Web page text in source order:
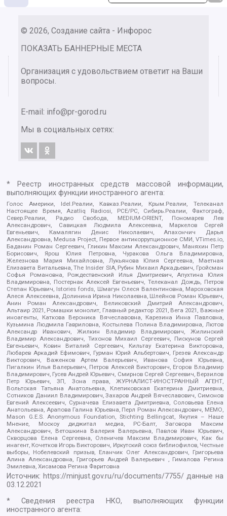
© 2026, Создание сайта - Инфорос
ПОКАЗАТЬ БАННЕРНЫЕ МЕСТА
Организация с удовольствием ответит на Ваши
вопросы.
E-mail: info@pr-gorod.ru
Мы в социальных сетях:
* Реестр иностранных средств массовой информации,
выполняющих функции иностранного агента:
Голос Америки, Idel.Реалии, Кавказ.Реалии, Крым.Реалии, Телеканал
Настоящее Время, Azatliq Radiosi, PCE/PC, Сибирь.Реалии, Фактограф,
Север.Реалии, Радио Свобода, MEDIUM-ORIENT, Пономарев Лев
Александрович, Савицкая Людмила Алексеевна, Маркелов Сергей
Евгеньевич, Камалягин Денис Николаевич, Апахончич Дарья
Александровна, Medusa Project, Первое антикоррупционное СМИ, VTimes.io,
Баданин Роман Сергеевич, Гликин Максим Александрович, Маняхин Петр
Борисович, Ярош Юлия Петровна, Чуракова Ольга Владимировна,
Железнова Мария Михайловна, Лукьянова Юлия Сергеевна, Маетная
Елизавета Витальевна, The Insider SIA, Рубин Михаил Аркадьевич, Гройсман
Софья Романовна, Рождественский Илья Дмитриевич, Апухтина Юлия
Владимировна, Постернак Алексей Евгеньевич, Телеканал Дождь, Петров
Степан Юрьевич, Istories fonds, Шмагун Олеся Валентиновна, Мароховская
Алеся Алексеевна, Долинина Ирина Николаевна, Шлейнов Роман Юрьевич,
Анин Роман Александрович, Великовский Дмитрий Александрович,
Альтаир 2021, Ромашки монолит, Главный редактор 2021, Вега 2021, Важные
иноагенты, Каткова Вероника Вячеславовна, Карезина Инна Павловна,
Кузьмина Людмила Гавриловна, Костылева Полина Владимировна, Лютов
Александр Иванович, Жилкин Владимир Владимирович, Жилинский
Владимир Александрович, Тихонов Михаил Сергеевич, Пискунов Сергей
Евгеньевич, Ковин Виталий Сергеевич, Кильтау Екатерина Викторовна,
Любарев Аркадий Ефимович, Гурман Юрий Альбертович, Грезев Александр
Викторович, Важенков Артем Валерьевич, Иванова София Юрьевна,
Пигалкин Илья Валерьевич, Петров Алексей Викторович, Егоров Владимир
Владимирович, Гусев Андрей Юрьевич, Смирнов Сергей Сергеевич, Верзилов
Петр Юрьевич, ЗП, Зона права, ЖУРНАЛИСТ-ИНОСТРАННЫЙ АГЕНТ,
Вольтская Татьяна Анатольевна, Клепиковская Екатерина Дмитриевна,
Сотников Даниил Владимирович, Захаров Андрей Вячеславович, Симонов
Евгений Алексеевич, Сурначева Елизавета Дмитриевна, Соловьева Елена
Анатольевна, Арапова Галина Юрьевна, Перл Роман Александрович, МЕМО,
Mason G.E.S. Anonymous Foundation, Stichting Bellingcat, Якутия – Наше
Мнение, Москоу диджитал медиа, РС-Балт, Заговора Максим
Александрович, Ветошкина Валерия Валерьевна, Павлов Иван Юрьевич,
Скворцова Елена Сергеевна, Оленичев Максим Владимирович, Как бы
инагент, Кочетков Игорь Викторович, Иркутский союз библиофилов, Честные
выборы, Нобелевский призыв, Еланчик Олег Александрович, Григорьева
Алина Александровна, Григорьев Андрей Валерьевич , Гималова Регина
Эмилевна, Хисамова Регина Фаритовна
Источник: https://minjust.gov.ru/ru/documents/7755/ данные на
03.12.2021
* Сведения реестра НКО, выполняющих функции
иностранного агента: